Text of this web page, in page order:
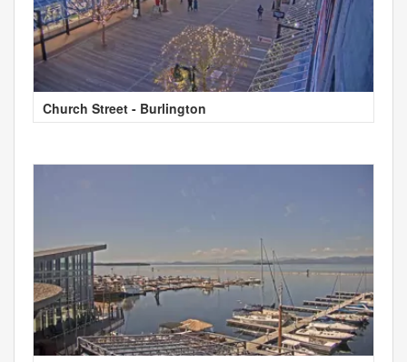
Church Street - Burlington